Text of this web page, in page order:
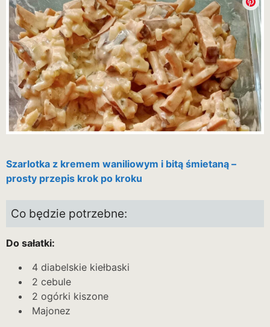
Szarlotka z kremem waniliowym i bitą śmietaną –
prosty przepis krok po kroku
Co będzie potrzebne:
Do sałatki:
4 diabelskie kiełbaski
2 cebule
2 ogórki kiszone
Majonez